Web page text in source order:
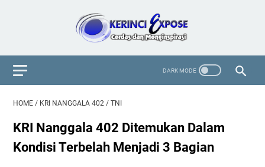
HOME / KRI NANGGALA 402 / TNI
KRI Nanggala 402 Ditemukan Dalam
Kondisi Terbelah Menjadi 3 Bagian